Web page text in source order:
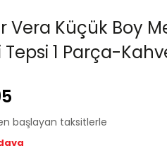
Vera Küçük Boy
Tepsi 1 Parça-
başlayan taksitlerle